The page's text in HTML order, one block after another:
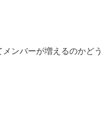
ンバーが増えるのかどう